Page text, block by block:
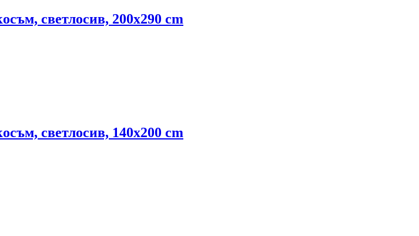
светлосив, 200x290 cm
светлосив, 140x200 cm